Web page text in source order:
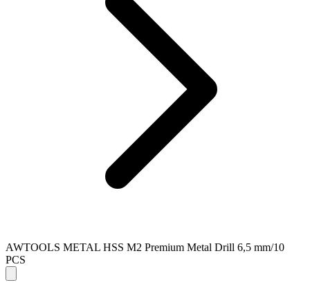
AWTOOLS METAL HSS M2 Premium Metal Drill 6,5 mm/10
PCS